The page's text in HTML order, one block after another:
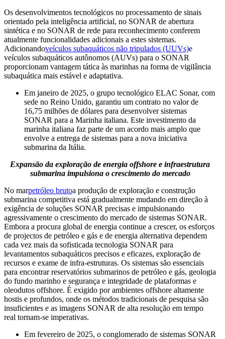
Os desenvolvimentos tecnológicos no processamento de sinais
orientado pela inteligência artificial, no SONAR de abertura
sintética e no SONAR de rede para reconhecimento conferem
atualmente funcionalidades adicionais a estes sistemas.
Adicionandoveículos subaquáticos não tripulados (UUVs)e
veículos subaquáticos autônomos (AUVs) para o SONAR
proporcionam vantagem tática às marinhas na forma de vigilância
subaquática mais estável e adaptativa.
Em janeiro de 2025, o grupo tecnológico ELAC Sonar, com
sede no Reino Unido, garantiu um contrato no valor de
16,75 milhões de dólares para desenvolver sistemas
SONAR para a Marinha italiana. Este investimento da
marinha italiana faz parte de um acordo mais amplo que
envolve a entrega de sistemas para a nova iniciativa
submarina da Itália.
Expansão da exploração de energia offshore e infraestrutura
submarina impulsiona o crescimento do mercado
No marpetróleo brutoa produção de exploração e construção
submarina competitiva está gradualmente mudando em direção à
exigência de soluções SONAR precisas e impulsionando
agressivamente o crescimento do mercado de sistemas SONAR.
Embora a procura global de energia continue a crescer, os esforços
de projectos de petróleo e gás e de energia alternativa dependem
cada vez mais da sofisticada tecnologia SONAR para
levantamentos subaquáticos precisos e eficazes, exploração de
recursos e exame de infra-estruturas. Os sistemas são essenciais
para encontrar reservatórios submarinos de petróleo e gás, geologia
do fundo marinho e segurança e integridade de plataformas e
oleodutos offshore. É exigido por ambientes offshore altamente
hostis e profundos, onde os métodos tradicionais de pesquisa são
insuficientes e as imagens SONAR de alta resolução em tempo
real tornam-se imperativas.
Em fevereiro de 2025, o conglomerado de sistemas SONAR